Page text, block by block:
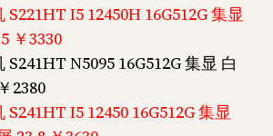
S221HT I5 12450H 16G512G 集显
￥3330
S241HT N5095 16G512G 集显 白
2380
S241HT I5 12450 16G512G 集显